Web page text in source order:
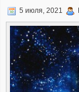
5 июля, 2021